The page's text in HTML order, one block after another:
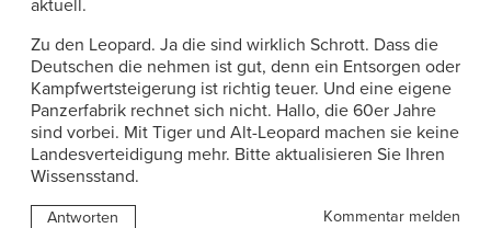
aktuell.
Zu den Leopard. Ja die sind wirklich Schrott. Dass die
Deutschen die nehmen ist gut, denn ein Entsorgen oder
Kampfwertsteigerung ist richtig teuer. Und eine eigene
Panzerfabrik rechnet sich nicht. Hallo, die 60er Jahre
sind vorbei. Mit Tiger und Alt-Leopard machen sie keine
Landesverteidigung mehr. Bitte aktualisieren Sie Ihren
Wissensstand.
Antworten Kommentar melden